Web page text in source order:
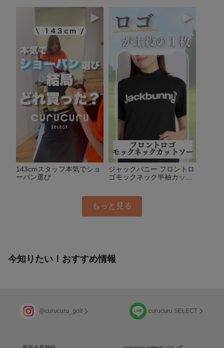
▶
143cmスタッフ本気でショ
ーパン選び
▶
ジャックバニー フロントロ
ゴモックネック半袖カット
もっと見る
今知りたい！おすすめ情報
@curucuru_golf curucuru SELECT